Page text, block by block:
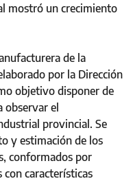
mostró un crecimiento
de la
por la Dirección
objetivo disponer de
observar el
provincial. Se
y estimación de los
conformados por
características